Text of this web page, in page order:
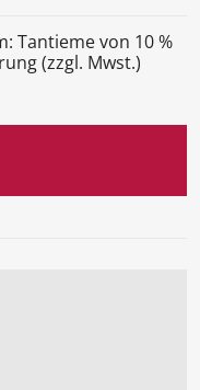
Tantieme von 10 %
(zzgl. Mwst.)